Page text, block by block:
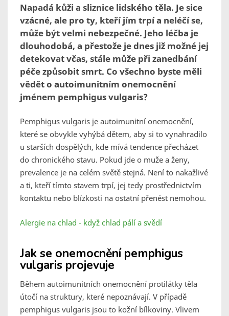
Napadá kůži a sliznice lidského těla. Je sice
vzácné, ale pro ty, kteří jím trpí a neléčí se,
může být velmi nebezpečné. Jeho léčba je
dlouhodobá, a přestože je dnes již možné jej
detekovat včas, stále může při zanedbání
péče způsobit smrt. Co všechno byste měli
vědět o autoimunitním onemocnění
jménem pemphigus vulgaris?
Pemphigus vulgaris je autoimunitní onemocnění,
které se obvykle vyhýbá dětem, aby si to vynahradilo
u starších dospělých, kde mívá tendence přecházet
do chronického stavu. Pokud jde o muže a ženy,
prevalence je na celém světě stejná. Není to nakažlivé
a ti, kteří tímto stavem trpí, jej tedy prostřednictvím
kontaktu nebo blízkosti na ostatní přenést nemohou.
Alergie na chlad - když chlad pálí a svědí
Jak se onemocnění pemphigus
vulgaris projevuje
Během autoimunitních onemocnění protilátky těla
útočí na struktury, které nepoznávají. V případě
pemphigus vulgaris jsou to kožní bílkoviny. Vlivem